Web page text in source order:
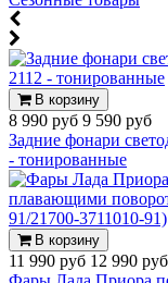
В корзину
8 990 руб 9 590 руб
Задние фонари
- тонированные
В корзину
11 990 руб 12 990 руб